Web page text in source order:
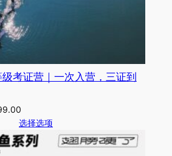
考证营｜一次入营，三证到
选择选项